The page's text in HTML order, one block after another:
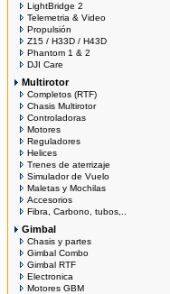
LightBridge 2
Telemetria & Video
Propulsión
Z15 / H33D / H43D
Phantom 1 & 2
DJI Care
Multirotor
Completos (RTF)
Chasis Multirotor
Controladoras
Motores
Reguladores
Helices
Trenes de aterrizaje
Simulador de Vuelo
Maletas y Mochilas
Accesorios
Fibra, Carbono, tubos,..
Gimbal
Chasis y partes
Gimbal Combo
Gimbal RTF
Electronica
Motores GBM